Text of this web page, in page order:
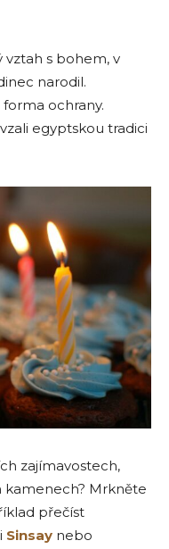
s bohem, v
narodil.
ochrany.
egyptskou tradici
zajímavostech,
kamenech? Mrkněte
přečíst
Sinsay nebo